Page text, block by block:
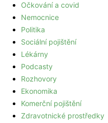
Očkování a covid
Nemocnice
Politika
Sociální pojištění
Lékárny
Podcasty
Rozhovory
Ekonomika
Komerční pojištění
Zdravotnické prostředky